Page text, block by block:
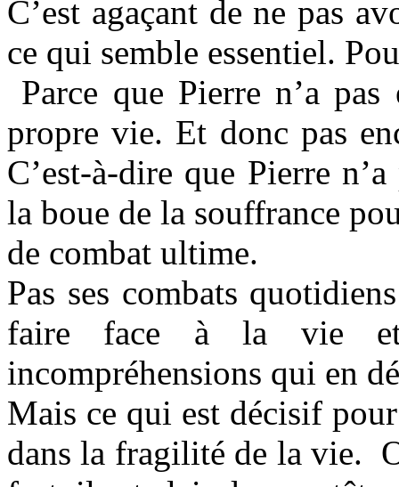
C’est agaçant de ne pas
ce qui semble essentiel.
Parce que Pierre n’a
propre vie. Et donc pas
C’est-à-dire que Pierre
la boue de la souffrance
de combat ultime.
Pas ses combats
faire face à la vie et
incompréhensions qui en
Mais ce qui est décisif
dans la fragilité de la vie.